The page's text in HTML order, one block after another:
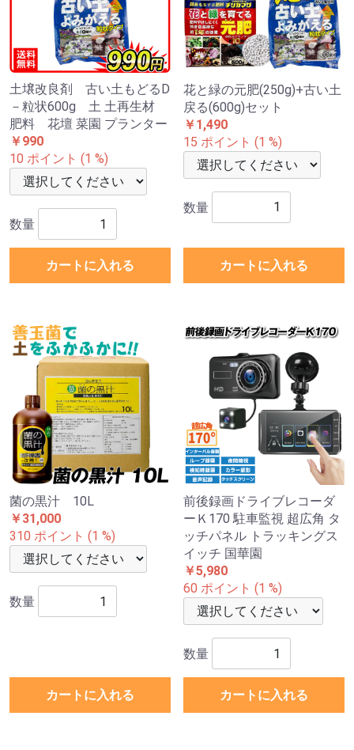
土壌改良剤 古い土もどるD
－粒状600g 土 土再生材
肥料 花壇 菜園 プランター
￥990
10 ポイント (1 %)
数量
カートに入れる
花と緑の元肥(250g)+古い土
戻る(600g)セット
￥1,490
15 ポイント (1 %)
数量
カートに入れる
菌の黒汁 10L
￥31,000
310 ポイント (1 %)
数量
カートに入れる
前後録画ドライブレコーダ
ーＫ170 駐車監視 超広角 タ
ッチパネル トラッキングス
イッチ 国華園
￥5,980
60 ポイント (1 %)
数量
カートに入れる